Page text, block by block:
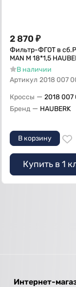
2 870 ₽
Фильтр-ФГОТ в
MAN М 18*1,5
В наличии
Артикул 2018 007
Кроссы — 2018 007
Бренд — HAUBERK
В корзину
Купить в 1
Интернет-